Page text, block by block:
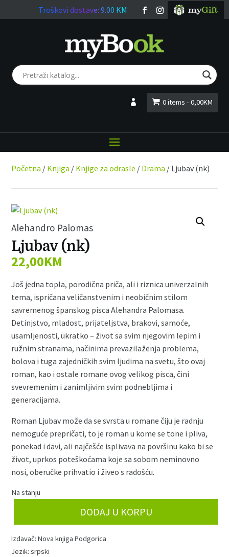
Troškovi dostave: 9.00 KM
0 items 0,00KM
Početna / Knjiga / Knjige za odrasle / Drama / Ljubav (nk)
Alehandro Palomas
Ljubav (nk)
22,00KM
Još jedna topla, porodična priča, ali i riznica univerzalnih
tema, ispričana veličanstvenim i neobičnim stilom
savremenog španskog pisca Alehandra Palomasa.
Detinjstvo, mladost, prijateljstva, brakovi, samoće,
usamljenosti, ukratko – život sa svim njegovim lepim i
ružnim stranama, načinima prevazilaženja problema,
bolova i tuga zajedničkih svim ljudima na svetu, što ovaj
roman, kao i ostale romane ovog velikog pisca, čini
svevremenim i zanimljivim svim podnebljima i
generacijama.
Roman Ljubav može da se svrsta u romane čiju je radnju
nemoguće prepričati, to je roman u kome se tone i pliva,
ponekad i davi, ali najčešće isplivava na površinu kako bi se
život, uprkos poteškoćama koje sa sobom neminovno
nosi, oberučke prihvatio i živeo s radošću.
Na stanju
DODAJ U KORPU
Nova knjiga Podgorica
srpski